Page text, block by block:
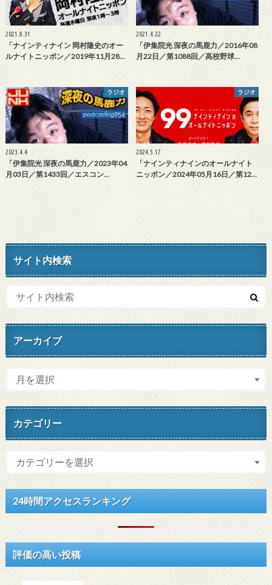
2021.8.31
「ナインティナイン 岡村隆史のオー
ルナイトニッポン／2019年11月28…
2021.4.22
「伊集院光 深夜の馬鹿力／2016年08
月22日／第1088回／高校野球…
ラジオ
2023.4.4
「伊集院光 深夜の馬鹿力／2023年04
月03日／第1433回／エスコン…
ラジオ
2024.5.17
「ナインティナインのオールナイト
ニッポン／2024年05月16日／第12…
サイト内検索
アーカイブ
カテゴリー
24時間アクセスランキング
評価の高い投稿